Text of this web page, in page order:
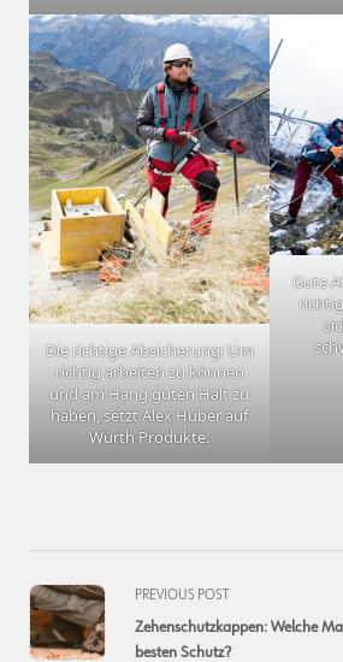
Die richtige Absicherung: Um
richtig arbeiten zu können
und am Hang guten Halt zu
haben, setzt Alex Huber auf
Würth Produkte.
Gute
<span
class="nav-
subtitle
PREVIOUS POST
Zehenschutzkappen: Welche
besten Schutz?